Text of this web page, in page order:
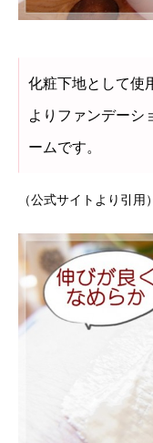
化粧下地として使
よりファンデーシ
ームです。
（公式サイトより引用）